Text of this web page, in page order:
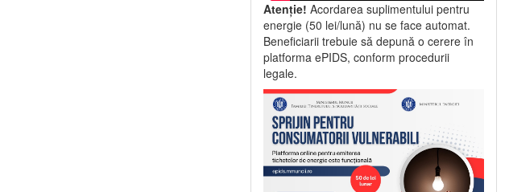
Atenție! Acordarea suplimentului pentru
energie (50 lei/lună) nu se face automat.
Beneficiarii trebuie să depună o cerere în
platforma ePIDS, conform procedurii
legale.